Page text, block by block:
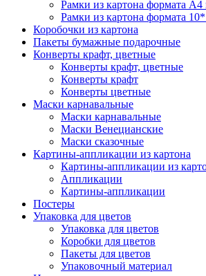
Рамки из картона формата А4
Рамки из картона формата
Коробочки из картона
Пакеты бумажные подарочные
Конверты крафт, цветные
Конверты крафт, цветные
Конверты крафт
Конверты цветные
Маски карнавальные
Маски карнавальные
Маски Венецианские
Маски сказочные
Картины-аппликации из картона
Картины-аппликации из
Аппликации
Картины-аппликации
Постеры
Упаковка для цветов
Упаковка для цветов
Коробки для цветов
Пакеты для цветов
Упаковочный материал